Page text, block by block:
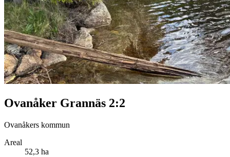
Ovanåker Grannäs 2:2
Ovanåkers kommun
Areal
52,3 ha